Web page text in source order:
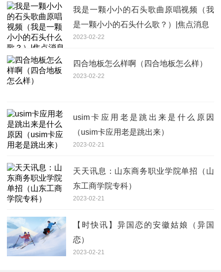
我是一颗小小的石头歌曲原唱视频（我
是一颗小小的石头什么歌？）|焦点消息
2023-02-22
四合地板怎么样啊（四合地板怎么样）
2023-02-22
usim卡应用老是跳出来是什么原因
（usim卡应用老是跳出来）
2023-02-21
天天讯息：山东商务职业学院单招（山
东工商学院专科）
2023-02-21
【时快讯】异国恋的安徽姑娘（异国
恋）
2023-02-21